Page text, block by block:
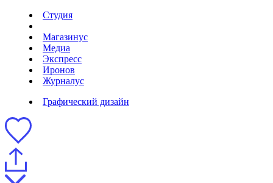
Студия
Магазинус
Медиа
Экспресс
Иронов
Журналус
Графический дизайн